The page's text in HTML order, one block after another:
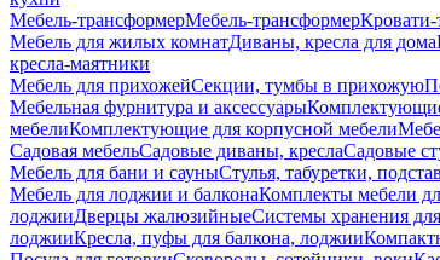
Мебель-трансформерМебель-трансформер
Мебель для жилых комнатДиваны, кресла для дома
кресла-маятники
Мебель для прихожейСекции, тумбы в прихожую
Мебельная фурнитура и аксессуары
мебелиКомплектующие для корпусной мебели
Садовая мебельСадовые диваны, креслаСадовые
Мебель для бани и сауныСтулья, табуретки,
Мебель для лоджии и балконаКомплекты мебели
лоджииДверцы жалюзийныеСистемы хранения
лоджииКресла, пуфы для балкона, лоджии